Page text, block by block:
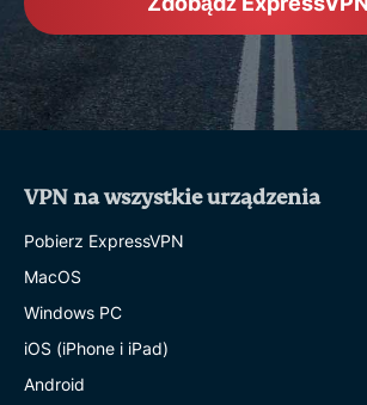
VPN na wszystkie urządzenia
Pobierz ExpressVPN
MacOS
Windows PC
iOS (iPhone i iPad)
Android